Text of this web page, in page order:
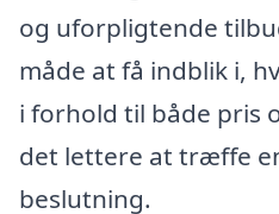
og uforpligtende
måde at få indblik i,
i forhold til både pris
det lettere at træffe
beslutning.